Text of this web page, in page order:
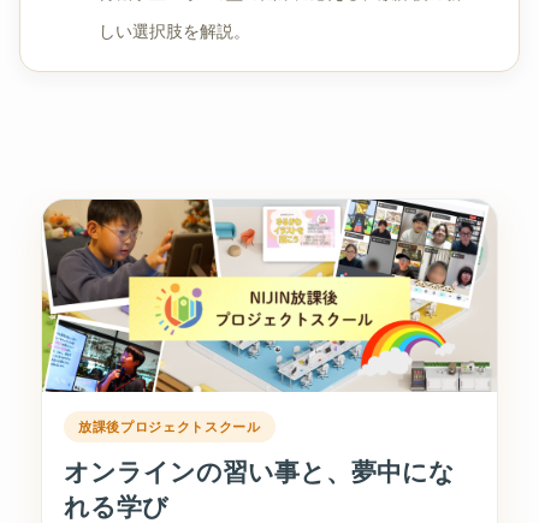
しい選択肢を解説。
放課後プロジェクトスクール
オンラインの習い事と、夢中にな
れる学び